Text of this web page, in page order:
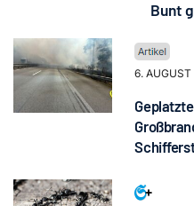
Bunt
6.